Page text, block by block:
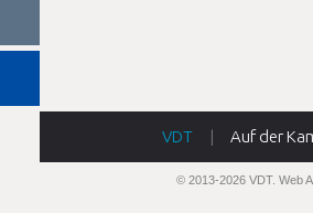
VDT | Auf der
© 2013-2026 VDT. Web